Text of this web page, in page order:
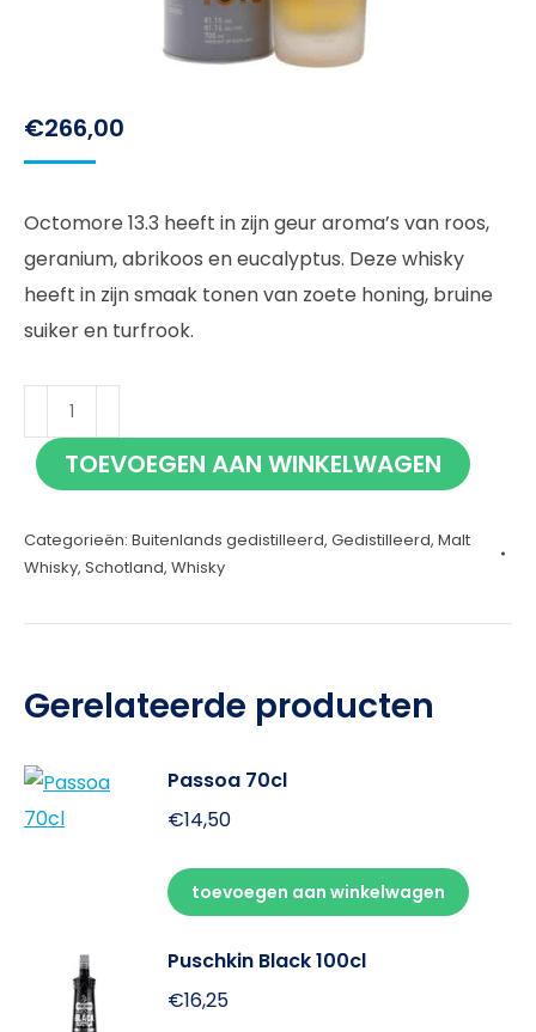
€266,00
Octomore 13.3 heeft in zijn geur aroma’s van roos,
geranium, abrikoos en eucalyptus. Deze whisky
heeft in zijn smaak tonen van zoete honing, bruine
suiker en turfrook.
Octomore
13.3
70cl TOEVOEGEN AAN WINKELWAGEN
Categorieën: Buitenlands gedistilleerd, Gedistilleerd, Malt
Whisky, Schotland, Whisky
Gerelateerde producten
Passoa 70cl
€14,50
toevoegen aan winkelwagen
Puschkin Black 100cl
€16,25